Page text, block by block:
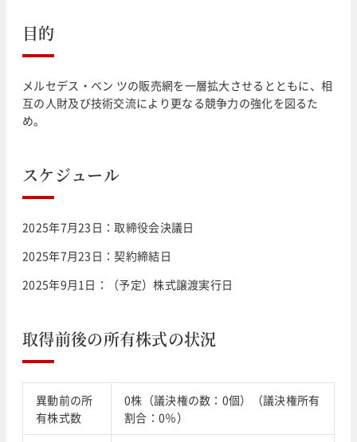
目的
メルセデス・ベン ツの販売網を一層拡大させるとともに、相
互の人財及び技術交流により更なる競争力の強化を図るた
め。
スケジュール
2025年7月23日：取締役会決議日
2025年7月23日：契約締結日
2025年9月1日：（予定）株式譲渡実行日
取得前後の所有株式の状況
異動前の所
有株式数
0株（議決権の数：0個）（議決権所有
割合：0％）